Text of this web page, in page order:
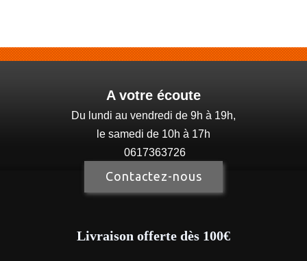
A votre écoute
Du lundi au vendredi de 9h à 19h,
le samedi de 10h à 17h
0617363726
Contactez-nous
Livraison offerte dès 100€